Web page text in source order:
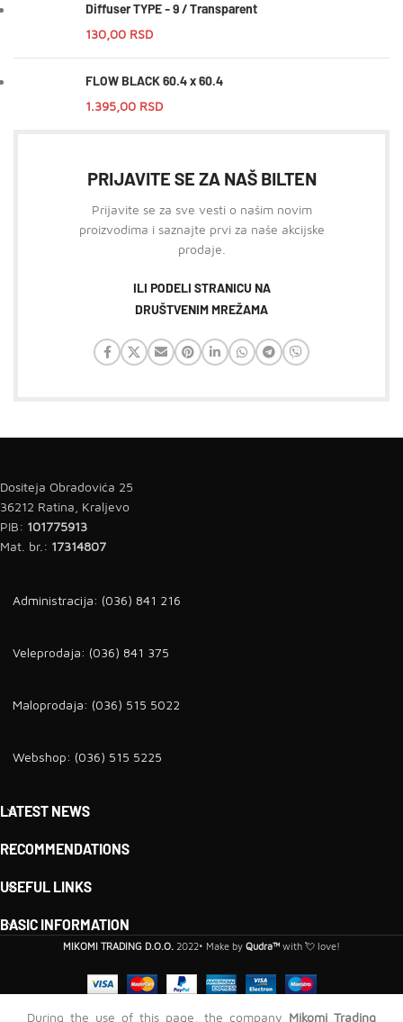
Diffuser TYPE - 9 / Transparent
130,00 RSD
FLOW BLACK 60.4 x 60.4
1.395,00 RSD
PRIJAVITE SE ZA NAŠ BILTEN
Prijavite se za sve vesti o našim novim
proizvodima i saznajte prvi za naše akcijske
prodaje.
ILI PODELI STRANICU NA
DRUŠTVENIM MREŽAMA
Dositeja Obradovića 25
36212 Ratina, Kraljevo
PIB: 101775913
Mat. br.: 17314807
Administracija: (036) 841 216
Veleprodaja: (036) 841 375
Maloprodaja: (036) 515 5022
Webshop: (036) 515 5225
LATEST NEWS
RECOMMENDATIONS
USEFUL LINKS
BASIC INFORMATION
MIKOMI TRADING D.O.O. 2022• Make by Qudra™ with 💘 love!
During the use of this page, the company Mikomi Trading